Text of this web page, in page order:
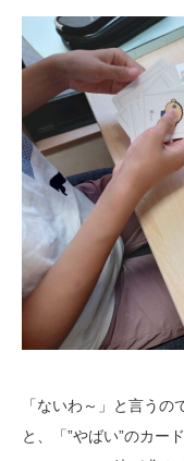
「ないわ～」と言う
と、「”やばい”のカー